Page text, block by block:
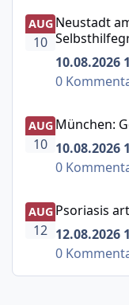
Neustadt am
AUG
10
Neustadt
10.08.2026
0
München:
AUG
10
München:
10.08.2026
0
Psoriasis arthritis
AUG
12
Psoriasis
12.08.2026
0